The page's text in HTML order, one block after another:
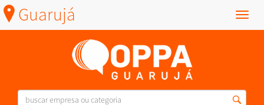
Menu
Guarujá